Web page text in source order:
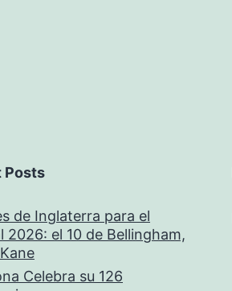
Posts
de Inglaterra para el
2026: el 10 de Bellingham,
Celebra su 126